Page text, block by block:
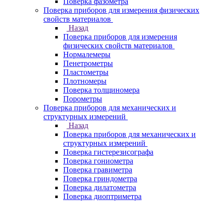
Поверка приборов для измерения физических
свойств материалов
Назад
Поверка приборов для измерения
физических свойств материалов
Нормалемеры
Пенетрометры
Пластометры
Плотномеры
Поверка толщиномера
Порометры
Поверка приборов для механических и
структурных измерений
Назад
Поверка приборов для механических и
структурных измерений
Поверка гистерезисографа
Поверка гониометра
Поверка гравиметра
Поверка гриндометра
Поверка дилатометра
Поверка диоптриметра